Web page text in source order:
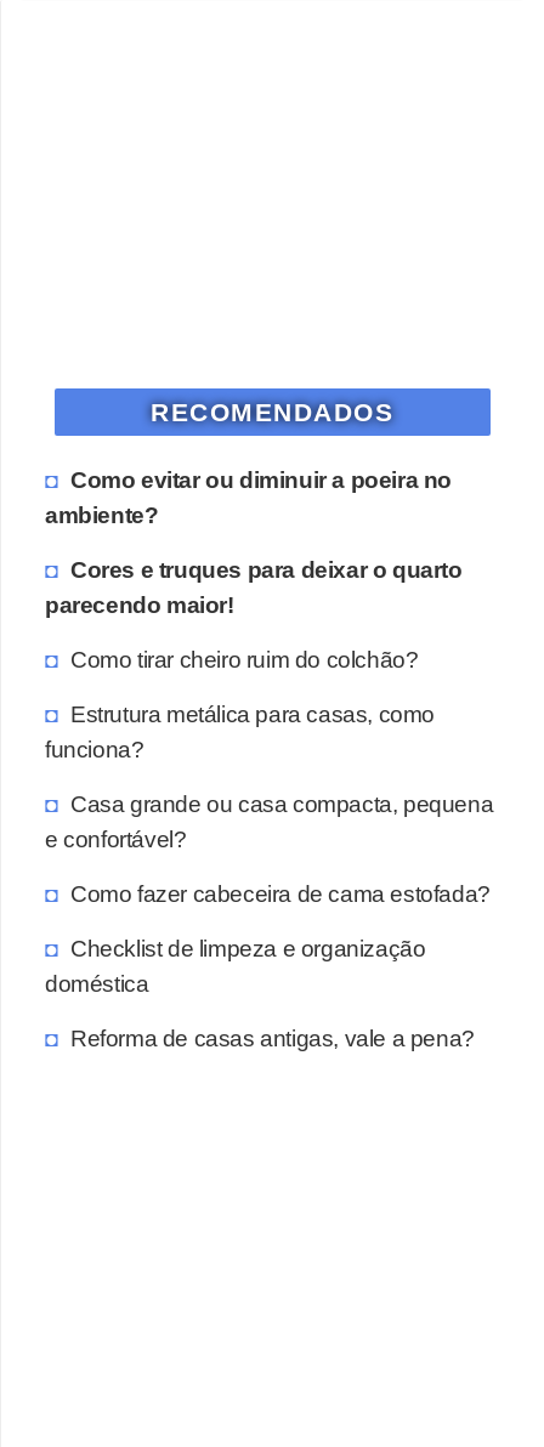
RECOMENDADOS
Como evitar ou diminuir a poeira no
ambiente?
Cores e truques para deixar o quarto
parecendo maior!
Como tirar cheiro ruim do colchão?
Estrutura metálica para casas, como
funciona?
Casa grande ou casa compacta, pequena
e confortável?
Como fazer cabeceira de cama estofada?
Checklist de limpeza e organização
doméstica
Reforma de casas antigas, vale a pena?